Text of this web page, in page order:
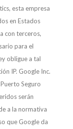
esta empresa
en Estados
con terceros,
para el
obligue a tal
IP. Google Inc.
Seguro
serán
a la normativa
que Google da